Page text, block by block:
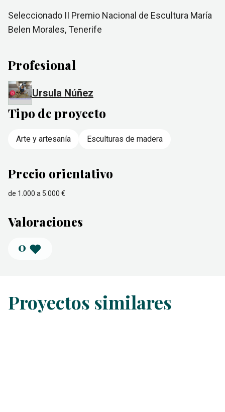
Seleccionado II Premio Nacional de Escultura María
Belen Morales, Tenerife
Profesional
Ursula Núñez
Tipo de proyecto
Arte y artesanía Esculturas de madera
Precio orientativo
de 1.000 a 5.000 €
Valoraciones
0
Proyectos similares